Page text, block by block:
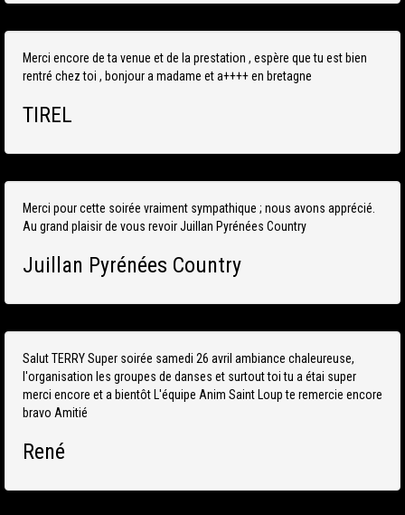
Merci encore de ta venue et de la prestation , espère que tu est bien
rentré chez toi , bonjour a madame et a++++ en bretagne
TIREL
Merci pour cette soirée vraiment sympathique ; nous avons apprécié.
Au grand plaisir de vous revoir Juillan Pyrénées Country
Juillan Pyrénées Country
Salut TERRY Super soirée samedi 26 avril ambiance chaleureuse,
l'organisation les groupes de danses et surtout toi tu a étai super
merci encore et a bientôt L'équipe Anim Saint Loup te remercie encore
bravo Amitié
René